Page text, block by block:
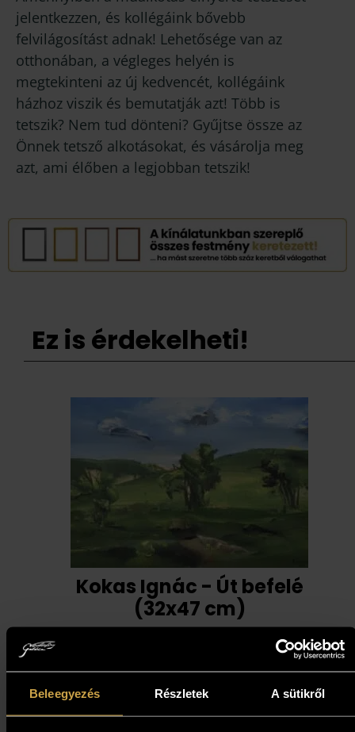
Beleegyezés Részletek A sütikről
jelentkezzen, és kollégáink bővebb
felvilágosítást adnak! Lehetősége van az
otthonában, a végleges helyén is
megtekinteni az új kedvencét, kollégáink
házhoz viszik és bemutatják azt! Több is
tetszik? Nem tud dönteni? Gyűjtse össze az
Önnek tetsző alkotásokat, és vásárolja meg
azt, ami élőben a legjobban tetszik!
Ez is érdekelheti!
Kokas Ignác - Út befelé
(32x47 cm)
Kosárba teszem